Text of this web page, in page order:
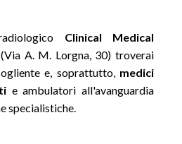
Clinical Medical
A. M. Lorgna, 30) troverai
e, soprattutto, medici
e ambulatori all'avanguardia
specialistiche.